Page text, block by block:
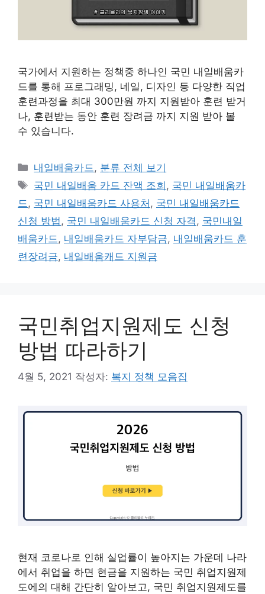
국가에서 지원하는 정책중 하나인 국민 내일배움카
드를 통해 프로그래밍, 네일, 디자인 등 다양한 직업
훈련과정을 최대 300만원 까지 지원받아 훈련 받거
나, 훈련받는 동안 훈련 장려금 까지 지원 받아 볼
수 있습니다.
카
테
리
내일배움카드, 분류 전체 보기
태
그
국민 내일배움 카드 잔액 조회 , 국민 내일배움카
드, 국민 내일배움카드 사용처 , 국민 내일배움카드
신청 방법, 국민 내일배움카드 신청 자격, 국민내일
배움카드, 내일배움카드 자부담금, 내일배움카드 훈
련장려금, 내일배움캐드 지원금
국민취업지원제도 신청
방법 따라하기
4월 5, 2021 작성자: 복지 정책 모음집
현재 코로나로 인해 실업률이 높아지는 가운데 나라
에서 취업을 하면 현금을 지원하는 국민 취업지원제
도에의 대해 간단히 알아보고, 국민 취업지원제도를